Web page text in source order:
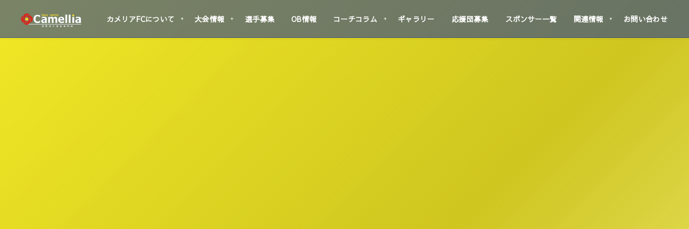
カメリアFCについて 大会情報 選手募集 OB情報 コーチコラム ギャラリー 応援団募集 スポンサー一覧 関連情報 お問い合わせ